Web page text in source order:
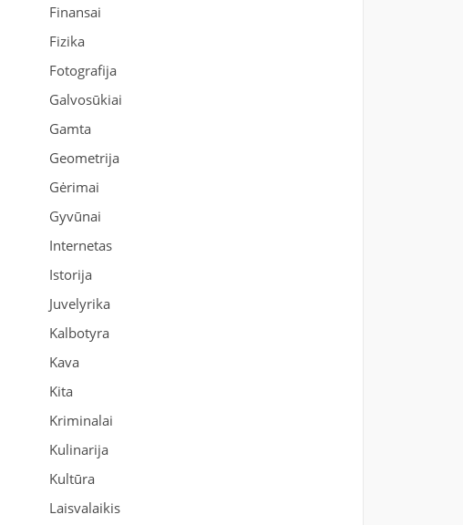
Finansai
Fizika
Fotografija
Galvosūkiai
Gamta
Geometrija
Gėrimai
Gyvūnai
Internetas
Istorija
Juvelyrika
Kalbotyra
Kava
Kita
Kriminalai
Kulinarija
Kultūra
Laisvalaikis